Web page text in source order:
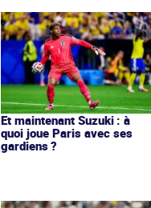
Et maintenant Suzuki : à
quoi joue Paris avec ses
gardiens ?